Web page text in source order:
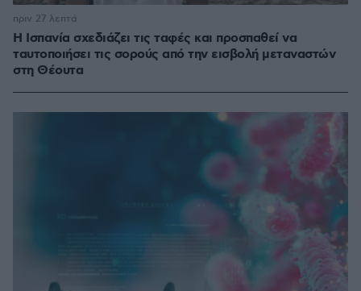
Η Ισπανία σχεδιάζει τις ταφές και προσπαθεί να
ταυτοποιήσει τις σορούς από την εισβολή μεταναστών
στη Θέουτα
πριν 27 λεπτά